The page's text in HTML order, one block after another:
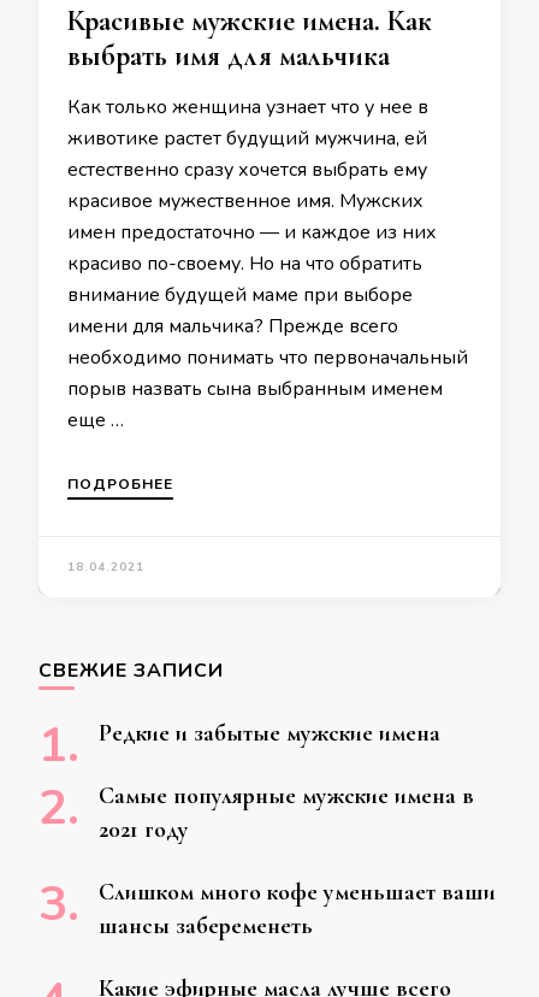
Красивые мужские имена. Как
выбрать имя для мальчика
Как только женщина узнает что у нее в
животике растет будущий мужчина, ей
естественно сразу хочется выбрать ему
красивое мужественное имя. Мужских
имен предостаточно — и каждое из них
красиво по-своему. Но на что обратить
внимание будущей маме при выборе
имени для мальчика? Прежде всего
необходимо понимать что первоначальный
порыв назвать сына выбранным именем
еще …
ПОДРОБНЕЕ
18.04.2021
что-
СВЕЖИЕ ЗАПИСИ
Редкие и забытые мужские имена
Самые популярные мужские имена в
2021 году
Слишком много кофе уменьшает ваши
шансы забеременеть
Какие эфирные масла лучше всего